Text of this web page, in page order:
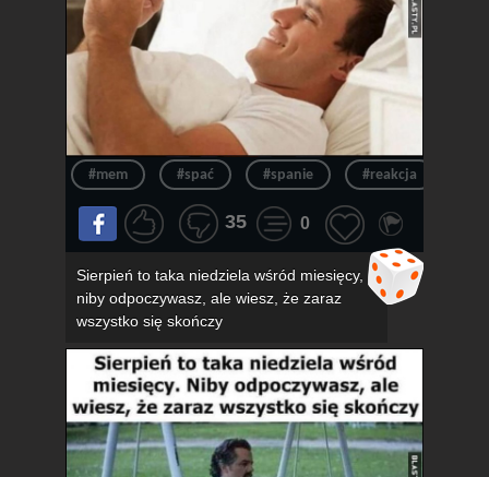
#mem #spać #spanie #reakcja
35 0
Sierpień to taka niedziela wśród miesięcy,
niby odpoczywasz, ale wiesz, że zaraz
wszystko się skończy